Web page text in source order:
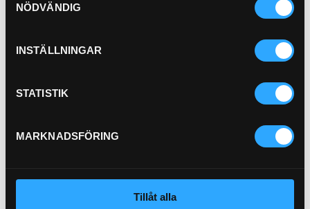
NÖDVÄNDIG
INSTÄLLNINGAR
STATISTIK
MARKNADSFÖRING
Tillåt alla
Köp